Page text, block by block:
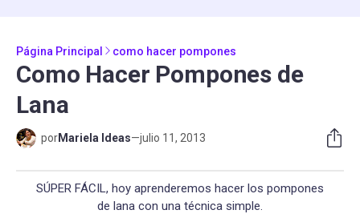
Página Principal como hacer pompones
Como Hacer Pompones de
Lana
porMariela Ideas—julio 11, 2013
SÚPER FÁCIL, hoy aprenderemos hacer los pompones
de lana con una técnica simple.